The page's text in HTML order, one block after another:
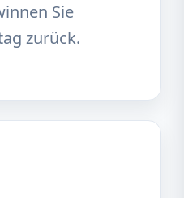
Sie
zurück.